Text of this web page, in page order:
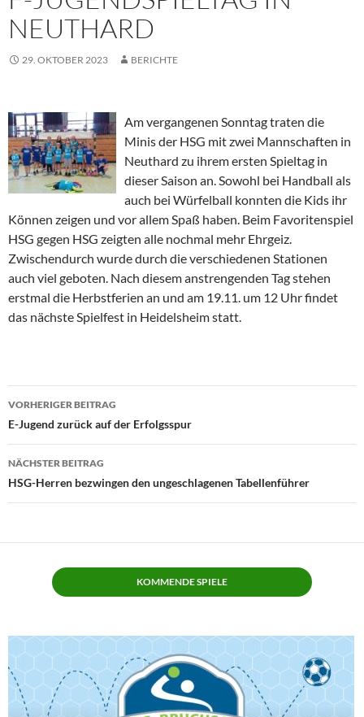
NEUTHARD
29. OKTOBER 2023 BERICHTE
Am vergangenen Sonntag traten die
Minis der HSG mit zwei Mannschaften in
Neuthard zu ihrem ersten Spieltag in
dieser Saison an. Sowohl bei Handball als
auch bei Würfelball konnten die Kids ihr
Können zeigen und vor allem Spaß haben. Beim Favoritenspiel
HSG gegen HSG zeigten alle nochmal mehr Ehrgeiz.
Zwischendurch wurde durch die verschiedenen Stationen
auch viel geboten. Nach diesem anstrengenden Tag stehen
erstmal die Herbstferien an und am 19.11. um 12 Uhr findet
das nächste Spielfest in Heidelsheim statt.
Beitragsnavigation
VORHERIGER BEITRAG
E-Jugend zurück auf der Erfolgsspur
NÄCHSTER BEITRAG
HSG-Herren bezwingen den ungeschlagenen Tabellenführer
KOMMENDE SPIELE